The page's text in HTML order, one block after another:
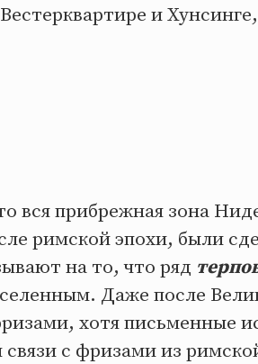
и
вся прибрежная зона
римской эпохи, были
на то, что ряд
Даже после
хотя письменные
с фризами из